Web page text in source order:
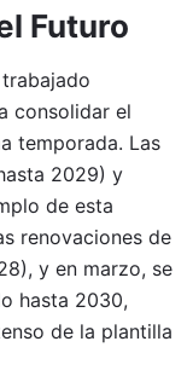
Futuro
consolidar el
temporada. Las
2029) y
de esta
renovaciones de
y en marzo, se
hasta 2030,
de la plantilla